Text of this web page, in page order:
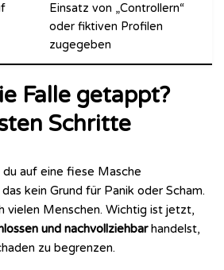
Einsatz von „Controllern“
oder fiktiven Profilen
zugegeben
Falle getappt?
Schritte
auf eine fiese Masche
kein Grund für Panik oder Scham.
vielen Menschen. Wichtig ist jetzt,
und nachvollziehbarhandelst,
zu begrenzen.